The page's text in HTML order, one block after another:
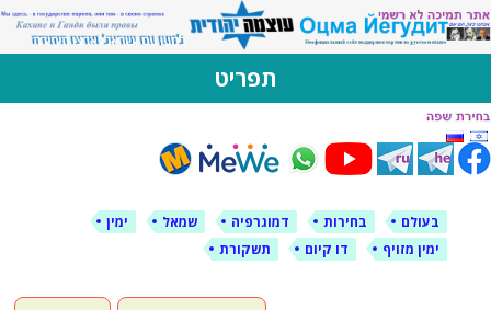
לימין עוצמה יהודית
אתר תמיכה ברוסית ובעברית
תפריט
דילוג
לתוכן
בעולם בחירות דמוגרפיה שמאל
ימין
ימין מזויף
דו קיום תשקורת